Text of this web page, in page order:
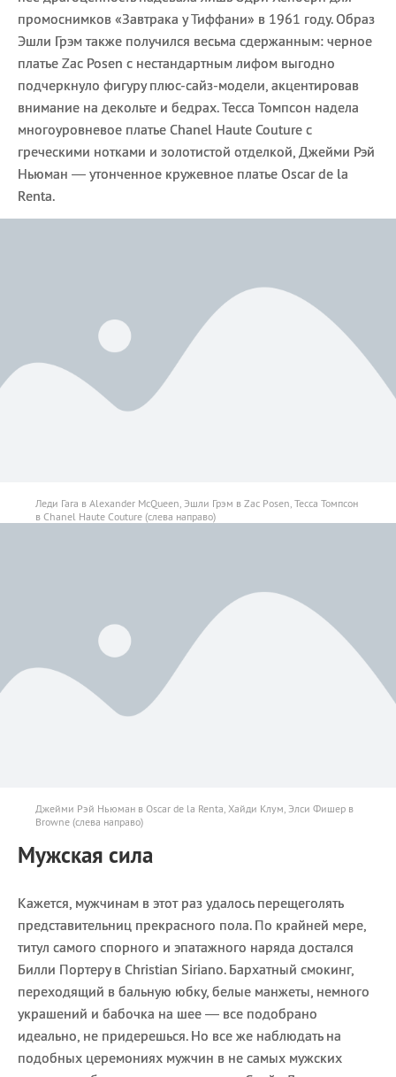
промоснимков «Завтрака у Тиффани» в 1961 году. Образ
Эшли Грэм также получился весьма сдержанным: черное
платье Zac Posen с нестандартным лифом выгодно
подчеркнуло фигуру плюс-сайз-модели, акцентировав
внимание на декольте и бедрах. Тесса Томпсон надела
многоуровневое платье Chanel Haute Couture с
греческими нотками и золотистой отделкой, Джейми Рэй
Ньюман — утонченное кружевное платье Oscar de la
Renta.
Леди Гага в Alexander McQueen, Эшли Грэм в Zac Posen, Тесса Томпсон
в Chanel Haute Couture (слева направо)
Джейми Рэй Ньюман в Oscar de la Renta, Хайди Клум, Элси Фишер в
Browne (слева направо)
Мужская сила
Кажется, мужчинам в этот раз удалось перещеголять
представительниц прекрасного пола. По крайней мере,
титул самого спорного и эпатажного наряда достался
Билли Портеру в Christian Siriano. Бархатный смокинг,
переходящий в бальную юбку, белые манжеты, немного
украшений и бабочка на шее — все подобрано
идеально, не придерешься. Но все же наблюдать на
подобных церемониях мужчин в не самых мужских